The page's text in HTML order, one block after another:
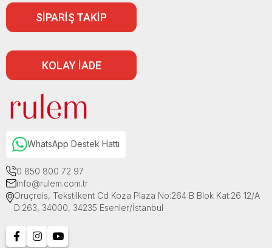
SİPARİŞ TAKİP
KOLAY İADE
WhatsApp Destek Hattı
0 850 800 72 97
info@rulem.com.tr
Oruçreis, Tekstilkent Cd Koza Plaza No:264 B Blok Kat:26 12/A
D:263, 34000, 34235 Esenler/İstanbul